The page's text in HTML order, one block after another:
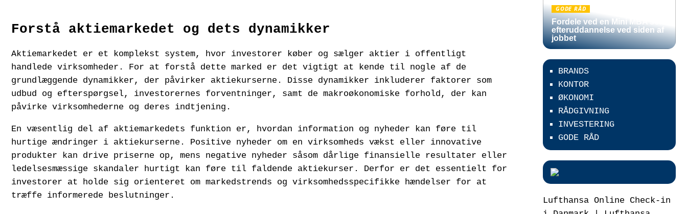
Forstå aktiemarkedet og dets dynamikker
Aktiemarkedet er et komplekst system, hvor investorer køber og sælger aktier i offentligt
handlede virksomheder. For at forstå dette marked er det vigtigt at kende til nogle af de
grundlæggende dynamikker, der påvirker aktiekurserne. Disse dynamikker inkluderer faktorer som
udbud og efterspørgsel, investorernes forventninger, samt de makroøkonomiske forhold, der kan
påvirke virksomhederne og deres indtjening.
En væsentlig del af aktiemarkedets funktion er, hvordan information og nyheder kan føre til
hurtige ændringer i aktiekurserne. Positive nyheder om en virksomheds vækst eller innovative
produkter kan drive priserne op, mens negative nyheder såsom dårlige finansielle resultater eller
ledelsesmæssige skandaler hurtigt kan føre til faldende aktiekurser. Derfor er det essentielt for
investorer at holde sig orienteret om markedstrends og virksomhedsspecifikke hændelser for at
træffe informerede beslutninger.
GODE RÅD
Fordele ved en Mini MBA som
efteruddannelse ved siden af
jobbet
BRANDS
KONTOR
ØKONOMI
RÅDGIVNING
INVESTERING
GODE RÅD
Lufthansa Online Check-in